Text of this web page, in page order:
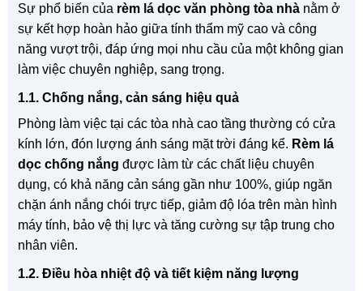
Sự phổ biến của rèm lá dọc văn phòng tòa nhà nằm ở
sự kết hợp hoàn hảo giữa tính thẩm mỹ cao và công
năng vượt trội, đáp ứng mọi nhu cầu của một không gian
làm việc chuyên nghiệp, sang trọng.
1.1. Chống nắng, cản sáng hiệu quả
Phòng làm việc tại các tòa nhà cao tầng thường có cửa
kính lớn, đón lượng ánh sáng mặt trời đáng kể. Rèm lá
dọc chống nắng được làm từ các chất liệu chuyên
dụng, có khả năng cản sáng gần như 100%, giúp ngăn
chặn ánh nắng chói trực tiếp, giảm độ lóa trên màn hình
máy tính, bảo vệ thị lực và tăng cường sự tập trung cho
nhân viên.
1.2. Điều hòa nhiệt độ và tiết kiệm năng lượng